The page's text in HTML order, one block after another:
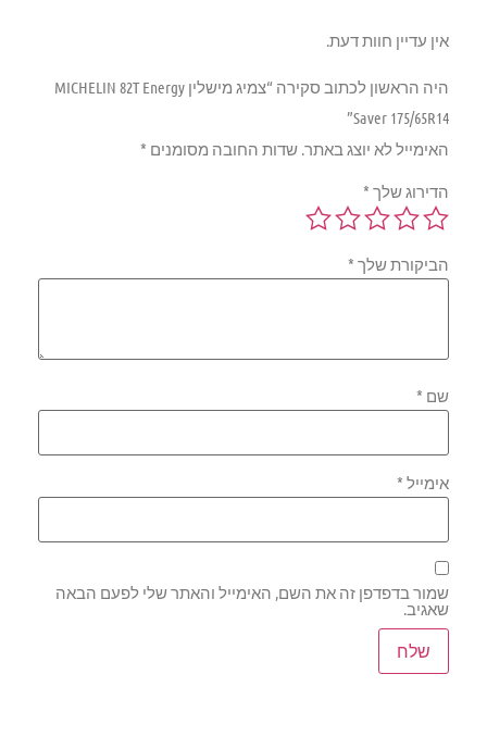
אין עדיין חוות דעת.
היה הראשון לכתוב סקירה “צמיג מישלין MICHELIN 82T Energy
Saver 175/65R14”
האימייל לא יוצג באתר.שדות החובה מסומנים*
הדירוג שלך*
הביקורת שלך*
שם*
אימייל*
שמור בדפדפן זה את השם, האימייל והאתר שלי לפעם הבאה
שאגיב.